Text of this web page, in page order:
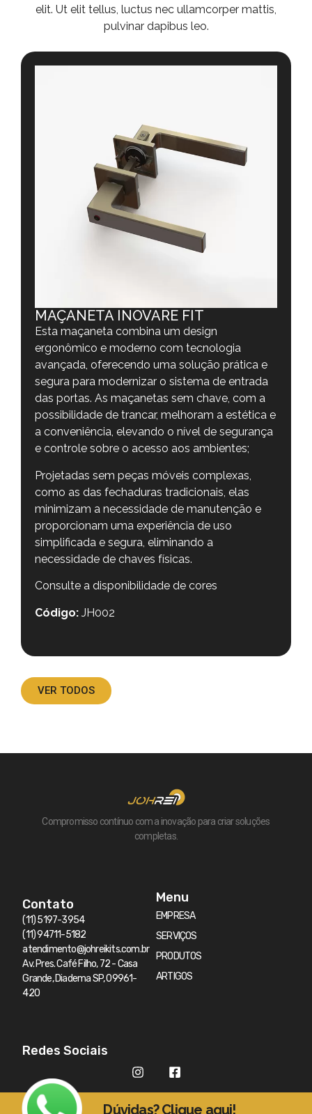
elit. Ut elit tellus, luctus nec ullamcorper mattis,
pulvinar dapibus leo.
MAÇANETA INOVARE FIT
Esta maçaneta combina um design
ergonômico e moderno com tecnologia
avançada, oferecendo uma solução prática e
segura para modernizar o sistema de entrada
das portas. As maçanetas sem chave, com a
possibilidade de trancar, melhoram a estética e
a conveniência, elevando o nível de segurança
e controle sobre o acesso aos ambientes;
Projetadas sem peças móveis complexas,
como as das fechaduras tradicionais, elas
minimizam a necessidade de manutenção e
proporcionam uma experiência de uso
simplificada e segura, eliminando a
necessidade de chaves físicas.
Consulte a disponibilidade de cores
Código: JH002
VER TODOS
Compromisso contínuo com a inovação para criar soluções
completas.
Contato
(11) 5197-3954
(11) 94711-5182
atendimento@johreikits.com.br
Av. Pres. Café Filho, 72 - Casa
Grande, Diadema SP, 09961-
420
Menu
EMPRESA
SERVIÇOS
PRODUTOS
ARTIGOS
Redes Sociais
Dúvidas? Clique aqui!